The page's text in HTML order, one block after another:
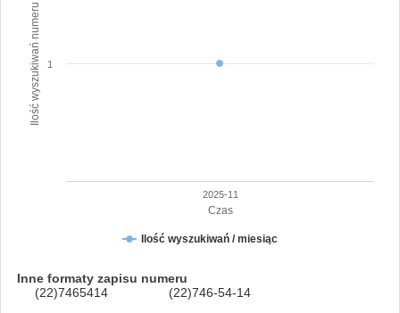
Czas
Ilość wyszukiwań numeru
Ilość wyszukiwań / miesiąc
2025-11
1
Inne formaty zapisu numeru
(22)7465414
(22)746-54-14